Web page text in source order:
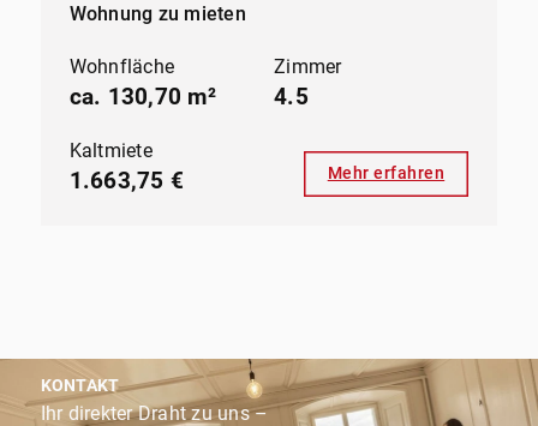
Wohnung zu mieten
Wohnfläche
ca. 130,70 m²
Zimmer
4.5
Kaltmiete
1.663,75 € Mehr erfahren
KONTAKT
Ihr direkter Draht zu uns –